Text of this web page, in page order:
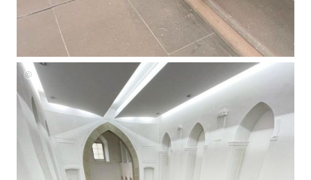
Ausstellungsansicht
Kooperation
Fakultät
Gestaltung
Fakultät
Architektur
Spitäle